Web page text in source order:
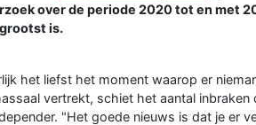
over de periode 2020 tot en met
is.
het liefst het moment waarop er
vertrekt, schiet het aantal
"Het goede nieuws is dat je er